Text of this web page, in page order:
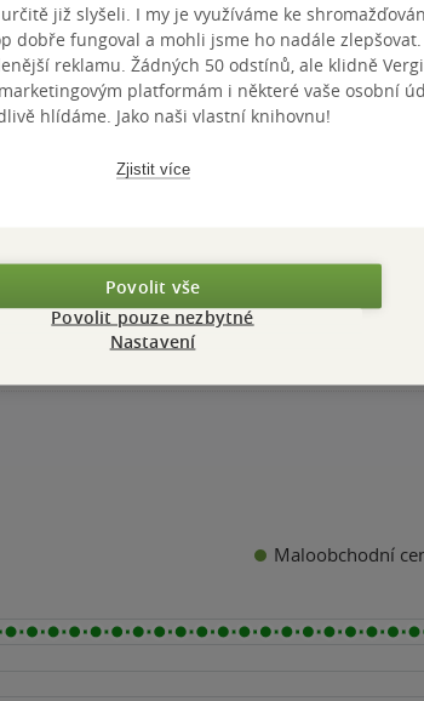
Pohádky před
spaním
Běžně499 Kč
Maloobchodní
již slyšeli. I my je využíváme ke
dobře fungoval a mohli jsme ho nadále zlepšovat.
reklamu. Žádných 50 odstínů, ale klidně
platformám i některé vaše osobní
hlídáme. Jako naši vlastní knihovnu!
Zjistit více
Povolit vše
Povolit pouze nezbytné
Nastavení